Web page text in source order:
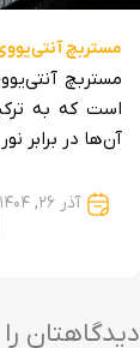
مستربچ
است که به
آن‌ها در برابر نور
آذر ۲۶, ۱۴۰۴
دیدگاهتان